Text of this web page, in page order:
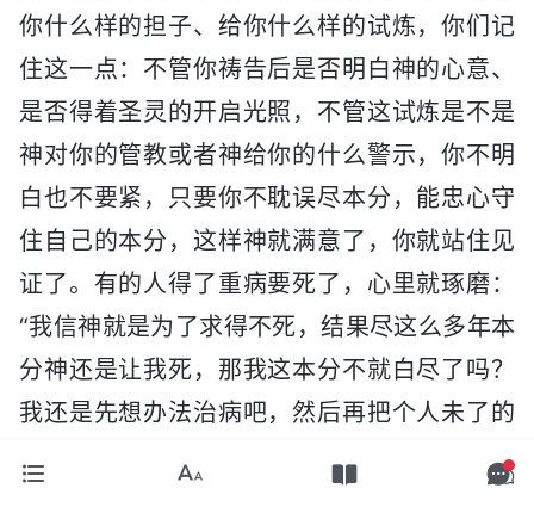
你什么样的担子、给你什么样的试炼，你们记
住这一点：不管你祷告后是否明白神的心意、
是否得着圣灵的开启光照，不管这试炼是不是
神对你的管教或者神给你的什么警示，你不明
白也不要紧，只要你不耽误尽本分，能忠心守
住自己的本分，这样神就满意了，你就站住见
证了。有的人得了重病要死了，心里就琢磨：
“我信神就是为了求得不死，结果尽这么多年本
分神还是让我死，那我这本分不就白尽了吗？
我还是先想办法治病吧，然后再把个人未了的
心愿了了，把这辈子没享受到的赶紧享受，本